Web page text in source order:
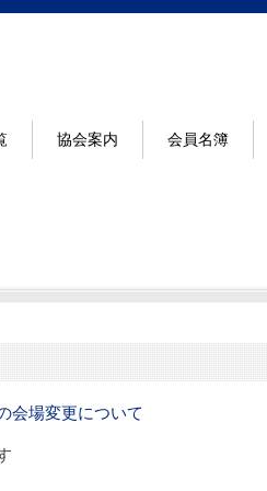
協会案内 会員名簿
会場変更について